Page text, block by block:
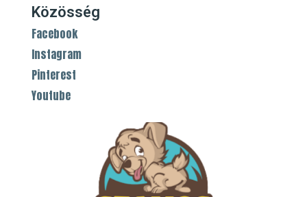
Közösség
Facebook
Instagram
Pinterest
Youtube